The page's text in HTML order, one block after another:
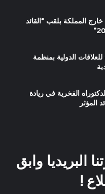
المملكة بلقب “القائد
الدولية بمنظمة
الفخرية في ريادة
المؤثر
البريديا وابق
!